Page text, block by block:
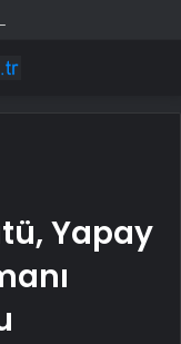
Verici
Yapay